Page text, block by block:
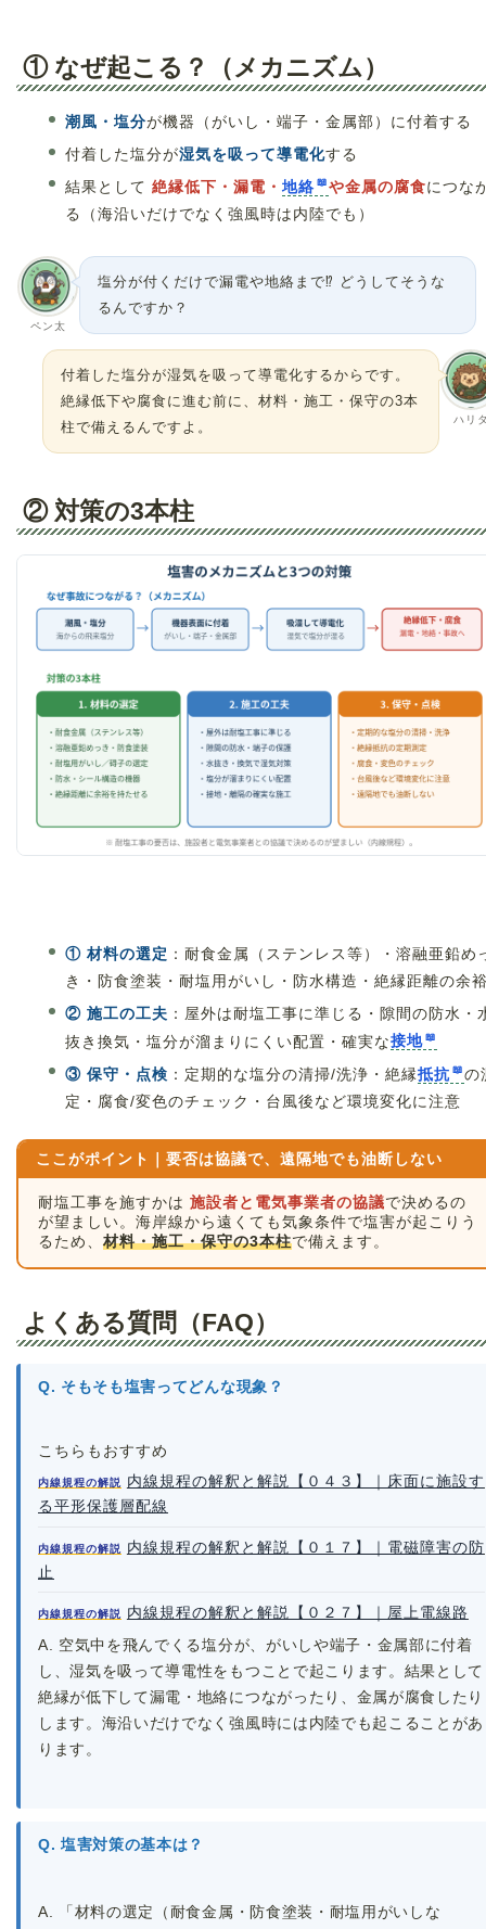
① なぜ起こる？（メカニズム）
潮風・塩分が機器（がいし・端子・金属部）に付着する
付着した塩分が湿気を吸って導電化する
結果として 絶縁低下・漏電・ 地絡 や金属の腐食につな
る（海沿いだけでなく強風時は内陸でも）
ペン太
塩分が付くだけで漏電や地絡まで⁉ どうしてそうな
るんですか？
ハリ
付着した塩分が湿気を吸って導電化するからです。
絶縁低下や腐食に進む前に、材料・施工・保守の3本
柱で備えるんですよ。
② 対策の3本柱
① 材料の選定 ：耐食金属（ステンレス等）・溶融亜鉛め
き・防食塗装・耐塩用がいし・防水構造・絶縁距離の余
② 施工の工夫 ：屋外は耐塩工事に準じる・隙間の防水・
抜き換気・塩分が溜まりにくい配置・確実な接地
③ 保守・点検 ：定期的な塩分の清掃/洗浄・絶縁抵抗
の
定・腐食/変色のチェック・台風後など環境変化に注意
ここがポイント｜要否は協議で、遠隔地でも油断しない
耐塩工事を施すかは 施設者と電気事業者の協議で決めるの
が望ましい。海岸線から遠くても気象条件で塩害が起こりう
るため、 材料・施工・保守の3本柱で備えます。
よくある質問（FAQ）
Q. そもそも塩害ってどんな現象？
こちらもおすすめ
内線規程の解説
内線規程の解釈と解説【０４３】｜床面に施設す
る平形保護層配線
内線規程の解説
内線規程の解釈と解説【０１７】｜電磁障害の防
止
内線規程の解説
内線規程の解釈と解説【０２７】｜屋上電線路
A. 空気中を飛んでくる塩分が、がいしや端子・金属部に付着
し、湿気を吸って導電性をもつことで起こります。結果として
絶縁が低下して漏電・地絡につながったり、金属が腐食したり
します。海沿いだけでなく強風時には内陸でも起こることがあ
ります。
Q. 塩害対策の基本は？
A. 「材料の選定（耐食金属・防食塗装・耐塩用がいしな